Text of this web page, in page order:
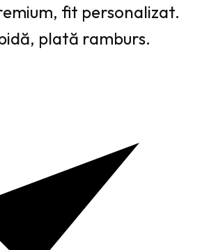
fit personalizat.
plată ramburs.